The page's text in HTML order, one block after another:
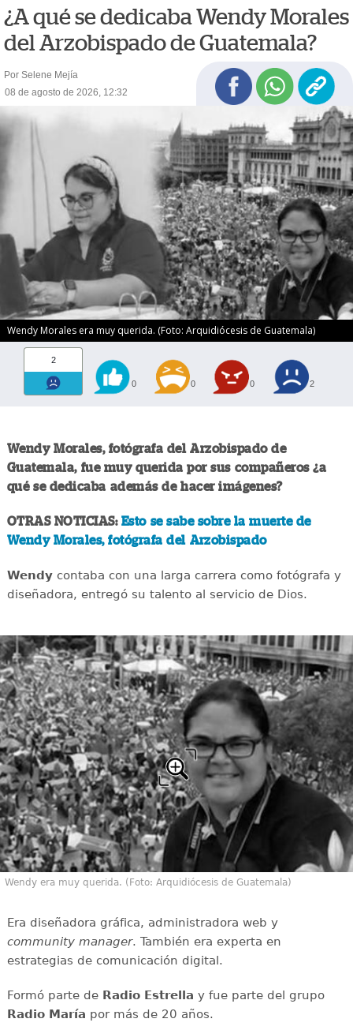
¿A qué se dedicaba Wendy Morales
del Arzobispado de Guatemala?
Por Selene Mejía
08 de agosto de 2026, 12:32
Wendy Morales era muy querida. (Foto: Arquidiócesis de Guatemala)
2
0 0 0 2
Wendy Morales, fotógrafa del Arzobispado de
Guatemala, fue muy querida por sus compañeros ¿a
qué se dedicaba además de hacer imágenes?
OTRAS NOTICIAS: Esto se sabe sobre la muerte de
Wendy Morales, fotógrafa del Arzobispado
Wendycontaba con una larga carrera como fotógrafa y
diseñadora, entregó su talento al servicio de Dios.
Wendy era muy querida. (Foto: Arquidiócesis de Guatemala)
Era diseñadora gráfica, administradora web y
community manager. También era experta en
estrategias de comunicación digital.
Formó parte de Radio Estrella y fue parte del grupo
Radio María por más de 20 años.